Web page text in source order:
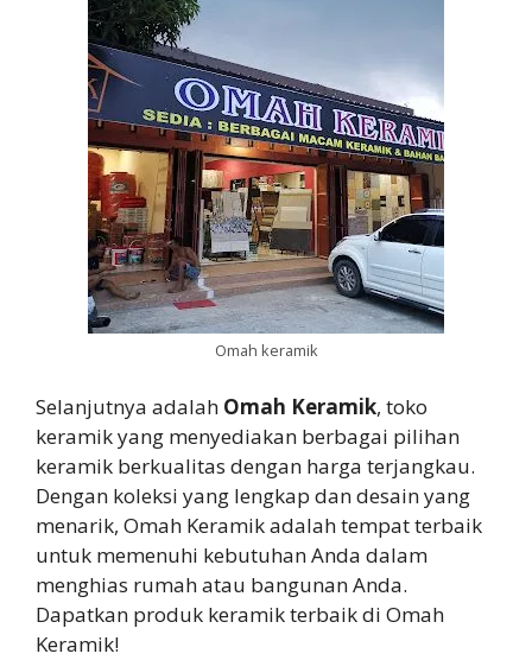
Omah keramik
Selanjutnya adalah Omah Keramik, toko
keramik yang menyediakan berbagai pilihan
keramik berkualitas dengan harga terjangkau.
Dengan koleksi yang lengkap dan desain yang
menarik, Omah Keramik adalah tempat terbaik
untuk memenuhi kebutuhan Anda dalam
menghias rumah atau bangunan Anda.
Dapatkan produk keramik terbaik di Omah
Keramik!